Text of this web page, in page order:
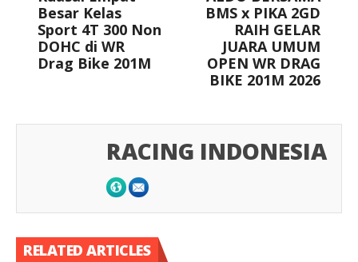
Besar Kelas
Sport 4T 300 Non
DOHC di WR
Drag Bike 201M
BMS x PIKA 2GD
RAIH GELAR
JUARA UMUM
OPEN WR DRAG
BIKE 201M 2026
RACING INDONESIA
RELATED ARTICLES